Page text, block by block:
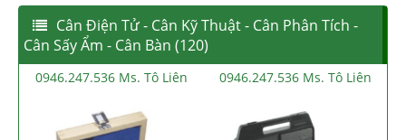
Cân Điện Tử - Cân Kỹ Thuật - Cân Phân Tích -
Cân Sấy Ẩm - Cân Bàn (120)
0946.247.536 Ms. Tô Liên 0946.247.536 Ms. Tô Liên